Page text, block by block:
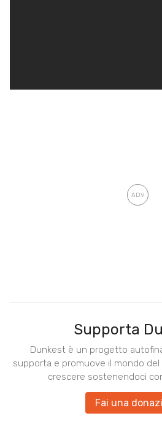
Supporta
Dunkest è un progetto
supporta e promuove il mondo del
crescere sostenendoci
Fai una